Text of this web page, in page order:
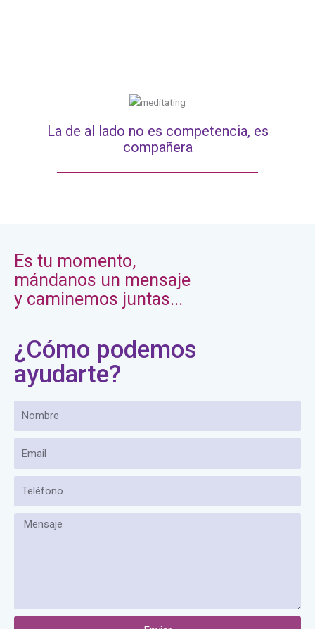
La de al lado no es competencia, es
compañera
Es tu momento,
mándanos un mensaje
y caminemos juntas...
¿Cómo podemos
ayudarte?
Mensaje